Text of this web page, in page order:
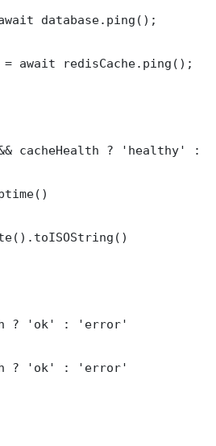
database.ping();
= await redisCache.ping();
cacheHealth ? 'healthy' :
? 'ok' : 'error'
? 'ok' : 'error'